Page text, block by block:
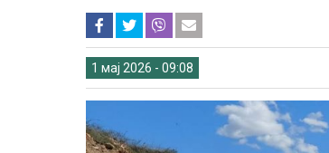
1 мај 2026 - 09:08